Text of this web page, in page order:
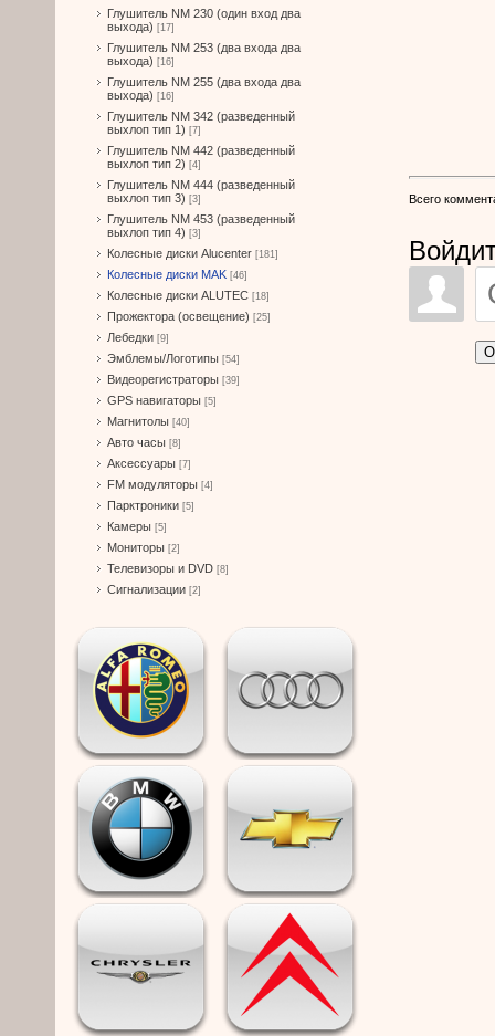
Глушитель NM 230 (один вход два
выхода) [17]
Глушитель NM 253 (два входа два
выхода) [16]
Глушитель NM 255 (два входа два
выхода) [16]
Глушитель NM 342 (разведенный
выхлоп тип 1) [7]
Глушитель NM 442 (разведенный
выхлоп тип 2) [4]
Глушитель NM 444 (разведенный
выхлоп тип 3) [3]
Глушитель NM 453 (разведенный
выхлоп тип 4) [3]
Колесные диски Alucenter [181]
Колесные диски MAK [46]
Колесные диски ALUTEC [18]
Прожектора (освещение) [25]
Лебедки [9]
Эмблемы/Логотипы [54]
Видеорегистраторы [39]
GPS навигаторы [5]
Магнитолы [40]
Авто часы [8]
Аксессуары [7]
FM модуляторы [4]
Парктроники [5]
Камеры [5]
Мониторы [2]
Телевизоры и DVD [8]
Сигнализации [2]
Всего